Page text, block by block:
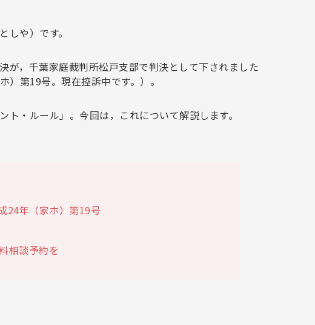
や）です。
が，千葉家庭裁判所松戸支部で判決として下されました
）第19号。現在控訴中です。）。
・ルール」。今回は，これについて解説します。
24年（家ホ）第19号
相談予約を